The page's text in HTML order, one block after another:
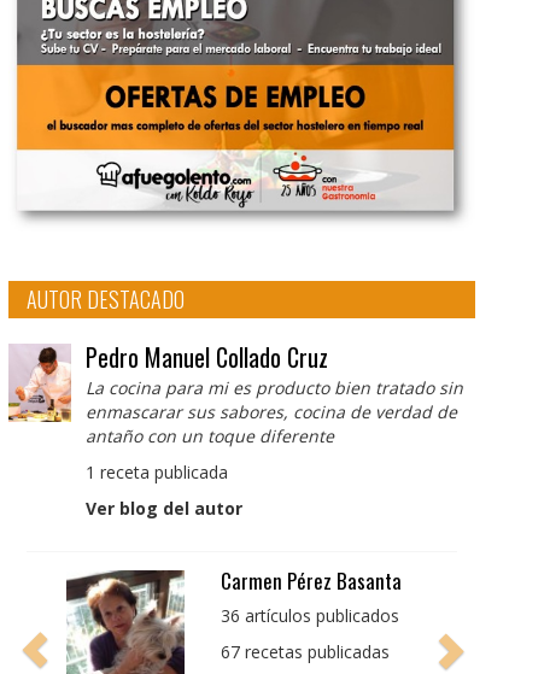
AUTOR DESTACADO
Pedro Manuel Collado Cruz
La cocina para mi es producto bien tratado sin
enmascarar sus sabores, cocina de verdad de
antaño con un toque diferente
1 receta publicada
Ver blog del autor
Pedro Manuel Collado
Cruz
producto bien tratado